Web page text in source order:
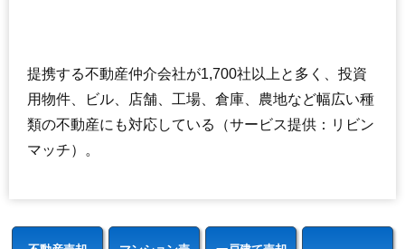
提携する不動産仲介会社が1,700社以上と多く、投資
用物件、ビル、店舗、工場、倉庫、農地など幅広い種
類の不動産にも対応している（サービス提供：リビン
マッチ）。